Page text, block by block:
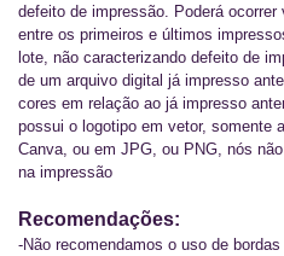
defeito de impressão. Poderá
entre os primeiros e últimos
lote, não caracterizando defeito de
de um arquivo digital já impresso
cores em relação ao já impresso
possui o logotipo em vetor, somente
Canva, ou em JPG, ou PNG, nós
na impressão
Recomendações:
-Não recomendamos o uso de